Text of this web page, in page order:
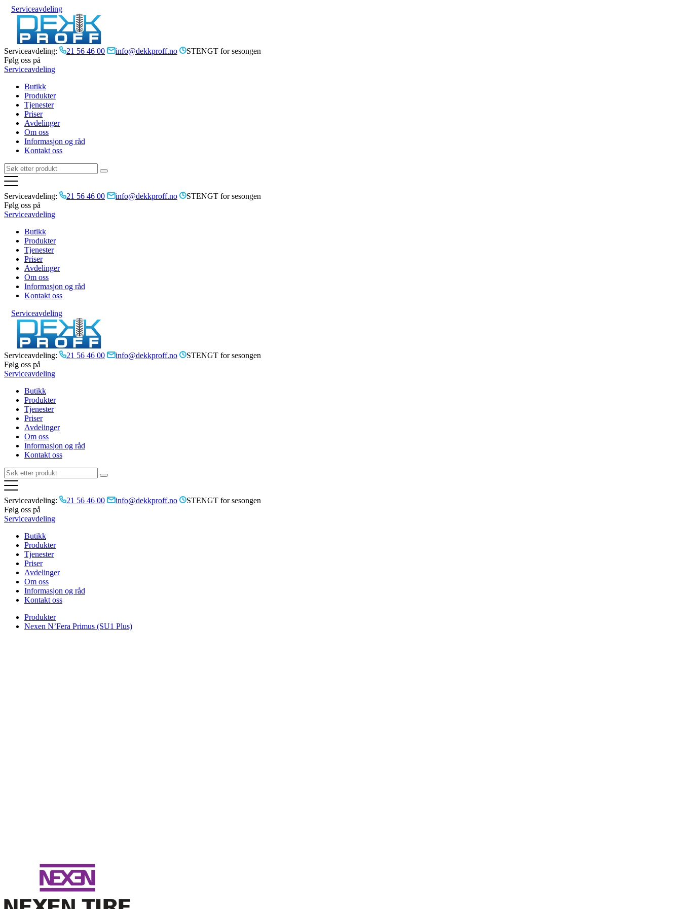
Serviceavdeling
Serviceavdeling: 21 56 46 00 info@dekkproff.no
STENGT for sesongen
Følg oss på
Serviceavdeling
Butikk
Produkter
Tjenester
Priser
Avdelinger
Om oss
Informasjon og råd
Kontakt oss
Serviceavdeling: 21 56 46 00 info@dekkproff.no
STENGT for sesongen
Følg oss på
Serviceavdeling
Butikk
Produkter
Tjenester
Priser
Avdelinger
Om oss
Informasjon og råd
Kontakt oss
Serviceavdeling
Serviceavdeling: 21 56 46 00 info@dekkproff.no
STENGT for sesongen
Følg oss på
Serviceavdeling
Butikk
Produkter
Tjenester
Priser
Avdelinger
Om oss
Informasjon og råd
Kontakt oss
Serviceavdeling: 21 56 46 00 info@dekkproff.no
STENGT for sesongen
Følg oss på
Serviceavdeling
Butikk
Produkter
Tjenester
Priser
Avdelinger
Om oss
Informasjon og råd
Kontakt oss
Produkter
Nexen N’Fera Primus (SU1 Plus)